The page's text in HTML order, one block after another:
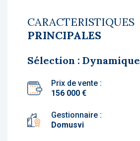
CARACTERISTIQUES
PRINCIPALES
Sélection : Dynamique
Prix de vente :
156 000 €
Gestionnaire :
Domusvi